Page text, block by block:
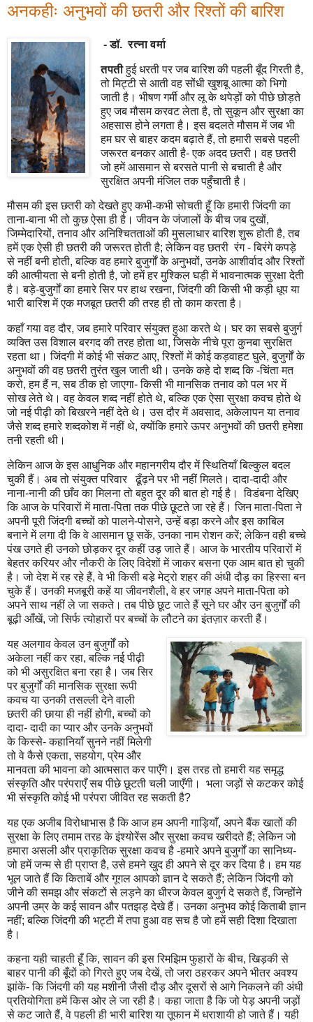
अनकहीः अनुभवों की छतरी और रिश्तों की बारिश
- डॉ. रत्ना वर्मा
तपतीहुई धरती पर जब बारिश की पहली बूँद गिरती है,
तो मिट्टी से आती वह सोंधी खुशबू आत्मा को भिगो
जाती है। भीषण गर्मी और लू के थपेड़ों को पीछे छोड़ते
हुए जब मौसम करवट लेता है, तो सुकून और सुरक्षा का
अहसास होने लगता है। इस बदलते मौसम में जब भी
हम घर से बाहर कदम बढ़ाते हैं, तो हमारी सबसे पहली
जरूरत बनकर आती है- एक अदद छतरी। वह छतरी
जो हमें आसमान से बरसते पानी से बचाती है और
सुरक्षित अपनी मंजिल तक पहुँचाती है।
मौसम की इस छतरी को देखते हुए कभी-कभी सोचती हूँ कि हमारी जिंदगी का
ताना-बाना भी तो कुछ ऐसा ही है। जीवन के जंजालों के बीच जब दुखों,
जिम्मेदारियों, तनाव और अनिश्चितताओं की मुसलाधार बारिश शुरू होती है, तब
हमें एक ऐसी ही छतरी की जरूरत होती है; लेकिन वह छतरी रंग - बिरंगे कपड़े
से नहीं बनी होती, बल्कि वह हमारे बुजुर्गों के अनुभवों, उनके आशीर्वाद और रिश्तों
की आत्मीयता से बनी होती है, जो हमें हर मुश्किल घड़ी में भावनात्मक सुरक्षा देती
है। बड़े-बुजुर्गों का हमारे सिर पर हाथ रखना, जिंदगी की किसी भी कड़ी धूप या
भारी बारिश में एक मजबूत छतरी की तरह ही तो काम करता है।
कहाँ गया वह दौर, जब हमारे परिवार संयुक्त हुआ करते थे। घर का सबसे बुजुर्ग
व्यक्ति उस विशाल बरगद की तरह होता था, जिसके नीचे पूरा कुनबा सुरक्षित
रहता था। जिंदगी में कोई भी संकट आए, रिश्तों में कोई कड़वाहट घुले, बुजुर्गों के
अनुभवों की वह छतरी तुरंत खुल जाती थी। उनके कहे दो शब्द कि -चिंता मत
करो, हम हैं न, सब ठीक हो जाएगा- किसी भी मानसिक तनाव को पल भर में
सोख लेते थे। वह केवल शब्द नहीं होते थे, बल्कि एक ऐसा सुरक्षा कवच होते थे
जो नई पीढ़ी को बिखरने नहीं देते थे। उस दौर में अवसाद, अकेलापन या तनाव
जैसे शब्द हमारे शब्दकोश में नहीं थे, क्योंकि हमारे ऊपर अनुभवों की छतरी हमेशा
तनी रहती थी।
लेकिन आज के इस आधुनिक और महानगरीय दौर में स्थितियाँ बिल्कुल बदल
चुकी हैं। अब तो संयुक्त परिवार ढूँढ़ने पर भी नहीं मिलते। दादा-दादी और
नाना-नानी की छाँव का मिलना तो बहुत दूर की बात हो गई है। विडंबना देखिए
कि आज के परिवारों में माता-पिता तक पीछे छूटते जा रहे हैं। जिन माता-पिता ने
अपनी पूरी जिंदगी बच्चों को पालने-पोसने, उन्हें बड़ा करने और इस काबिल
बनाने में लगा दी कि वे आसमान छू सकें, उनका नाम रोशन करें; लेकिन वही बच्चे
पंख उगते ही उनको छोड़कर दूर कहीं उड़ जाते हैं। आज के भारतीय परिवारों में
बेहतर करियर और नौकरी के लिए विदेशों में जाकर बसना एक आम बात हो चुकी
है। जो देश में रह रहे हैं, वे भी किसी बड़े मेट्रो शहर की अंधी दौड़ का हिस्सा बन
चुके हैं। उनकी मजबूरी कहें या जीवनशैली, वे हर जगह अपने माता-पिता को
अपने साथ नहीं ले जा सकते। तब पीछे छूट जाते हैं सूने घर और उन बुजुर्गों की
बूढ़ी आँखें, जो सिर्फ त्योहारों पर बच्चों के लौटने का इंतज़ार करती हैं।
यह अलगाव केवल उन बुजुर्गों को
अकेला नहीं कर रहा, बल्कि नई पीढ़ी
को भी असुरक्षित बना रहा है। जब सिर
पर बुजुर्गों की मानसिक सुरक्षा रूपी
कवच या उनकी तसल्ली देने वाली
छतरी की छाया ही नहीं होगी, बच्चों को
दादा- दादी का प्यार और उनके अनुभवों
के किस्से- कहानियाँ सुनने नहीं मिलेगी
तो वे कैसे एकता, सहयोग, प्रेम और
मानवता की भावना को आत्मसात कर पाएँगे। इस तरह तो हमारी यह समृद्ध
संस्कृति और परंपराएँ सब पीछे छूटती चली जाएँगी। भला जड़ों से कटकर कोई
भी संस्कृति कोई भी परंपरा जीवित रह सकती है?
यह एक अजीब विरोधाभास है कि आज हम अपनी गाड़ियाँ, अपने बैंक खातों की
सुरक्षा के लिए तमाम तरह के इंश्योरेंस और सुरक्षा कवच खरीदते हैं; लेकिन जो
हमारा असली और प्राकृतिक सुरक्षा कवच है -हमारे अपने बुजुर्गों का सानिध्य-
जो हमें जन्म से ही प्राप्त है, उसे हमने खुद ही अपने से दूर कर दिया है। हम यह
भूल जाते हैं कि किताबें और गूगल आपको ज्ञान दे सकते हैं; लेकिन जिंदगी को
जीने की समझ और संकटों से लड़ने का धीरज केवल बुजुर्ग दे सकते हैं, जिन्होंने
अपनी उम्र के कई सावन और पतझड़ देखे हैं। उनका अनुभव कोई किताबी ज्ञान
नहीं; बल्कि जिंदगी की भट्टी में तपा हुआ वह सच है जो हमें सही दिशा दिखाता
है।
कहना यही चाहती हूँ कि, सावन की इस रिमझिम फुहारों के बीच, खिड़की से
बाहर पानी की बूँदों को गिरते हुए जब देखें, तो जरा ठहरकर अपने भीतर अवश्य
झांकें- कि जिंदगी की यह मशीनी जैसी दौड़ और दूसरों से आगे निकलने की अंधी
प्रतियोगिता हमें किस ओर ले जा रही है। कहा जाता है कि जो पेड़ अपनी जड़ों
से कट जाते हैं, वे पहली ही भारी बारिश या तूफान में धराशायी हो जाते हैं। यही